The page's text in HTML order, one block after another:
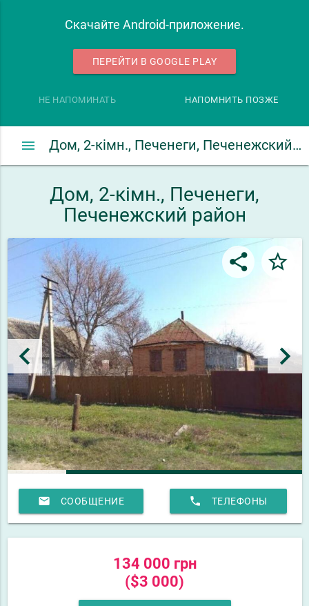
Скачайте Android-приложение.
ПЕРЕЙТИ В GOOGLE PLAY
НЕ НАПОМИНАТЬ НАПОМНИТЬ ПОЗЖЕ
Дом, 2-кімн., Печенеги, Печенежский район
menu
Дом, 2-кімн., Печенеги,
Печенежский район
share star_border
keyboard_arrow_left keyboard_arrow_right
email СООБЩЕНИЕ phone ТЕЛЕФОНЫ
134 000 грн
($3 000)